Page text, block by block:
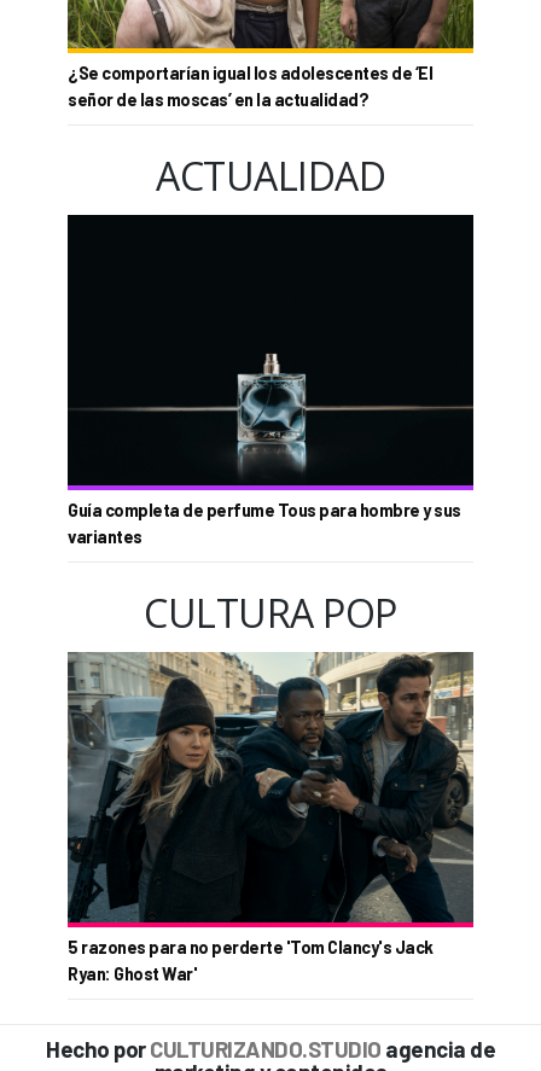
¿Se comportarían igual los adolescentes de ‘El
señor de las moscas’ en la actualidad?
ACTUALIDAD
Guía completa de perfume Tous para hombre y sus
variantes
CULTURA POP
5 razones para no perderte 'Tom Clancy's Jack
Ryan: Ghost War'
Hecho porCULTURIZANDO.STUDIO agencia de